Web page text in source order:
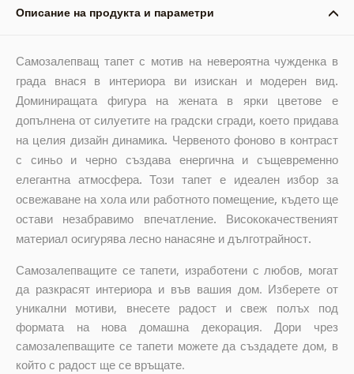
Описание на продукта и параметри
Самозалепващ тапет с мотив на невероятна чужденка в
града внася в интериора ви изискан и модерен вид.
Доминиращата фигура на жената в ярки цветове е
допълнена от силуетите на градски сгради, което придава
на целия дизайн динамика. Червеното фоново в контраст
с синьо и черно създава енергична и същевременно
елегантна атмосфера. Този тапет е идеален избор за
освежаване на хола или работното помещение, където ще
остави незабравимо впечатление. Висококачественият
материал осигурява лесно нанасяне и дълготрайност.
Самозалепващите се тапети, изработени с любов, могат
да разкрасят интериора и във вашия дом. Изберете от
уникални мотиви, внесете радост и свеж полъх под
формата на нова домашна декорация. Дори чрез
самозалепващите се тапети можете да създадете дом, в
който с радост ще се връщате.